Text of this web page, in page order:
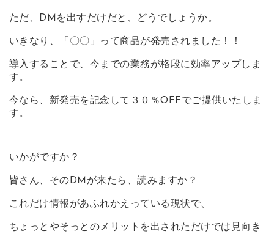
ただ、DMを出すだけだと、どうでしょうか。
いきなり、「〇〇」って商品が発売されました！！
導入することで、今までの業務が格段に効率アップしま
す。
今なら、新発売を記念して３０％OFFでご提供いたしま
す。
いかがですか？
皆さん、そのDMが来たら、読みますか？
これだけ情報があふれかえっている現状で、
ちょっとやそっとのメリットを出されただけでは見向き